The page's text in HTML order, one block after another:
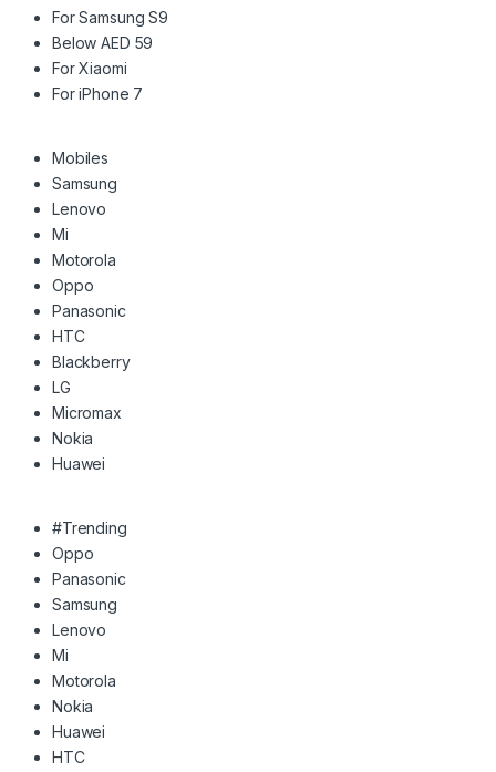
For Samsung S9
Below AED 59
For Xiaomi
For iPhone 7
Mobiles
Samsung
Lenovo
Mi
Motorola
Oppo
Panasonic
HTC
Blackberry
LG
Micromax
Nokia
Huawei
#Trending
Oppo
Panasonic
Samsung
Lenovo
Mi
Motorola
Nokia
Huawei
HTC